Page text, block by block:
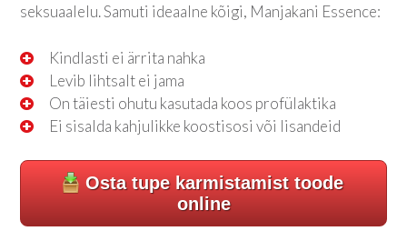
seksuaalelu. Samuti ideaalne kõigi, Manjakani Essence:
Kindlasti ei ärrita nahka
Levib lihtsalt ei jama
On täiesti ohutu kasutada koos profülaktika
Ei sisalda kahjulikke koostisosi või lisandeid
Osta tupe karmistamist toode
online